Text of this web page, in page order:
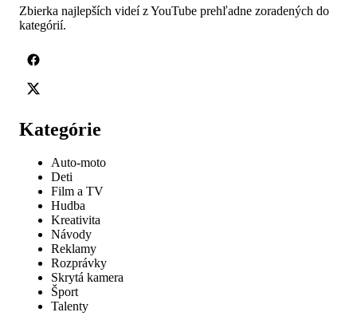
Zbierka najlepších videí z YouTube prehľadne zoradených do
kategórií.
Kategórie
Auto-moto
Deti
Film a TV
Hudba
Kreativita
Návody
Reklamy
Rozprávky
Skrytá kamera
Šport
Talenty